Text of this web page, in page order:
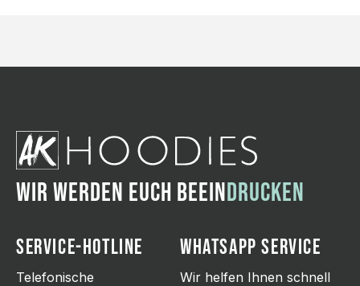
WIR WERDEN EUCH BEEINDRUCKEN
SERVICE-HOTLINE
Telefonische
WHATSAPP SERVICE
Wir helfen Ihnen schnell